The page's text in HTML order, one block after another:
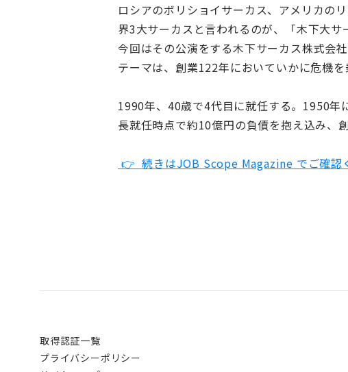
ロシアのボリショイサーカス、アメリカの
界3大サーカスと言われるのが、「木下大サ
今回はその公演をする木下サーカス株式会
テーマは、創業122年においていかに危機を
1990年、40歳で4代目に就任する。1950年
長就任時点で約10億円の負債を抱え込み、
👉 続きはJOB Scope Magazine でご確認
取得認証一覧
プライバシーポリシー